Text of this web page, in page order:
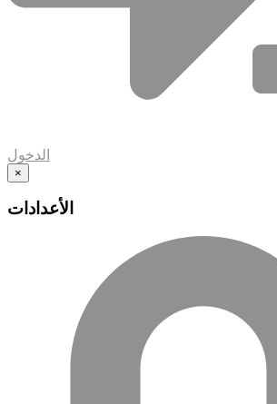
الدخول
×
الأعدادات